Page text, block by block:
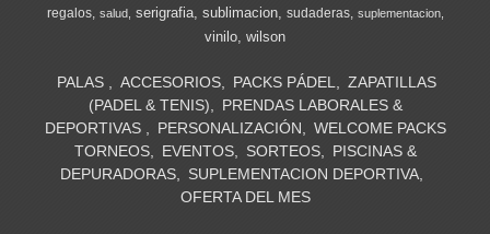
regalos
salud serigrafia sublimacion sudaderas suplementacion
vinilo wilson
PALAS ACCESORIOS PACKS PÁDEL
ZAPATILLAS
(PADEL & TENIS)
PRENDAS LABORALES &
DEPORTIVAS
PERSONALIZACIÓN
WELCOME PACKS
TORNEOS
EVENTOS SORTEOS
PISCINAS &
DEPURADORAS
SUPLEMENTACION DEPORTIVA
OFERTA DEL MES